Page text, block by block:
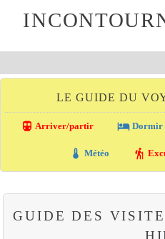
LE GUIDE DU
directions_transit Arriver/partir local_hotel Dormir
thermostat Météo hiking
GUIDE DES